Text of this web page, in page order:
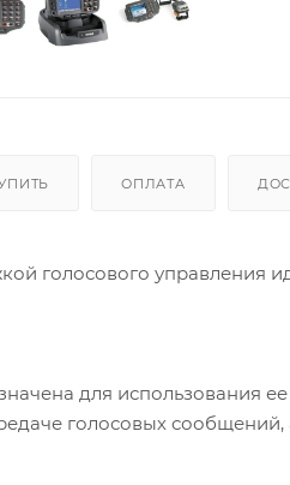
ОПЛАТА
голосового управления
для использования
голосовых